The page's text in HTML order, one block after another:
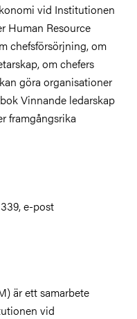
vid Institutionen
Human Resource
chefsförsörjning, om
om chefers
göra organisationer
Vinnande ledarskap
framgångsrika
e-post
är ett samarbete
vid